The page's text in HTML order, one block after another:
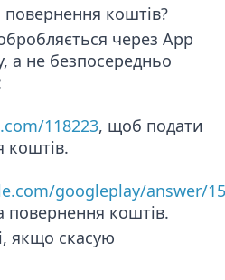
коштів?
через App
а не безпосередньо
118223, щоб подати
коштів.
googleplay/answer/
коштів.
якщо скасую